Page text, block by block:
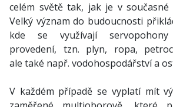
celém světě tak, jak je v současné
Velký význam do budoucnosti
kde se využívají
provedení, tzn. plyn, ropa,
ale také např. vodohospodářství a
V každém případě se vyplatí mít